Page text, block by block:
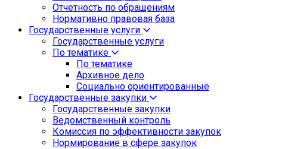
Отчетность по обращениям
Нормативно правовая база
Государственные услуги
Государственные услуги
По тематике
По тематике
Архивное дело
Социально ориентированные
Государственные закупки
Государственные закупки
Ведомственный контроль
Комиссия по эффективности закупок
Нормирование в сфере закупок